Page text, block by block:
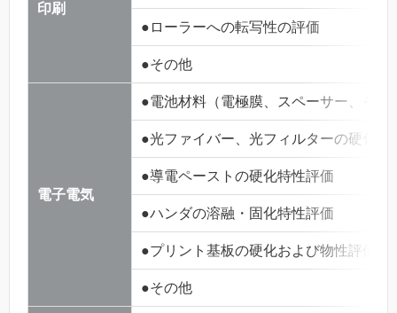
印刷
●ローラーへの転写性の評価
●その他
電子電気
●電池材料（電極膜、スペーサー、その
●光ファイバー、光フィルターの硬化性
●導電ペーストの硬化特性評価
●ハンダの溶融・固化特性評価
●プリント基板の硬化および物性評価
●その他